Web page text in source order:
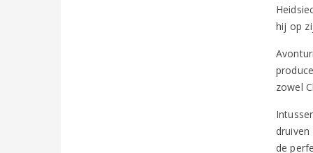
hij op
zowel
de